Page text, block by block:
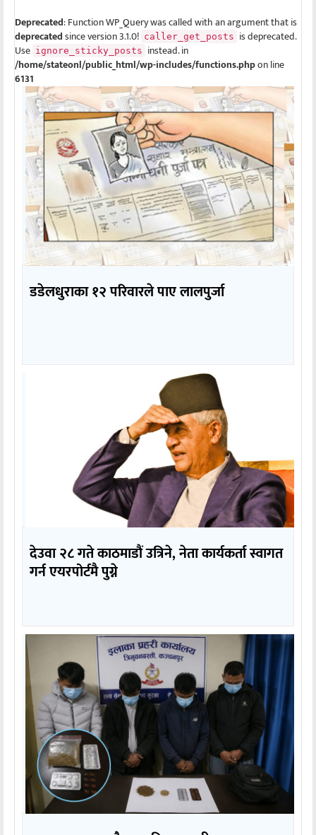
Deprecated: Function WP_Query was called with an argument that is
deprecatedsince version 3.1.0! caller_get_posts is deprecated.
Use ignore_sticky_posts instead. in
/home/stateonl/public_html/wp-includes/functions.phpon line
6131
डडेलधुराका १२ परिवारले पाए लालपुर्जा
देउवा २८ गते काठमाडौं उत्रिने, नेता कार्यकर्ता स्वागत
गर्न एयरपोर्टमै पुग्ने